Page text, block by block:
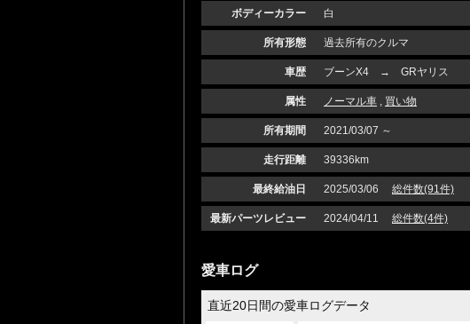
ボディーカラー 白
所有形態 過去所有のクルマ
車歴 ブーンX4 → GRヤリス
属性 ノーマル車 , 買い物
所有期間 2021/03/07 ～
走行距離 39336km
最終給油日 2025/03/06 総件数(91件)
最新パーツレビュー 2024/04/11 総件数(4件)
愛車ログ
直近20日間の愛車ログデータ